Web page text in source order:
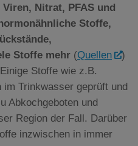
Viren, Nitrat, PFAS und
Stoffe,
Stoffe mehr (Quellen
)
Stoffe wie z.B.
Trinkwasser geprüft und
Abkochgeboten und
Region der Fall. Darüber
inzwischen in immer